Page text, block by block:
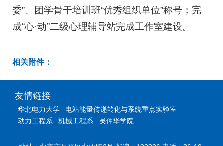
委”、团学骨干培训班“优秀组织单位”称号；完
成“心·动”二级心理辅导站完成工作室建设。
相关附件：
友情链接
华北电力大学
电站能量传递转化与系统重点实验室
动力工程系
机械工程系 吴仲华学院